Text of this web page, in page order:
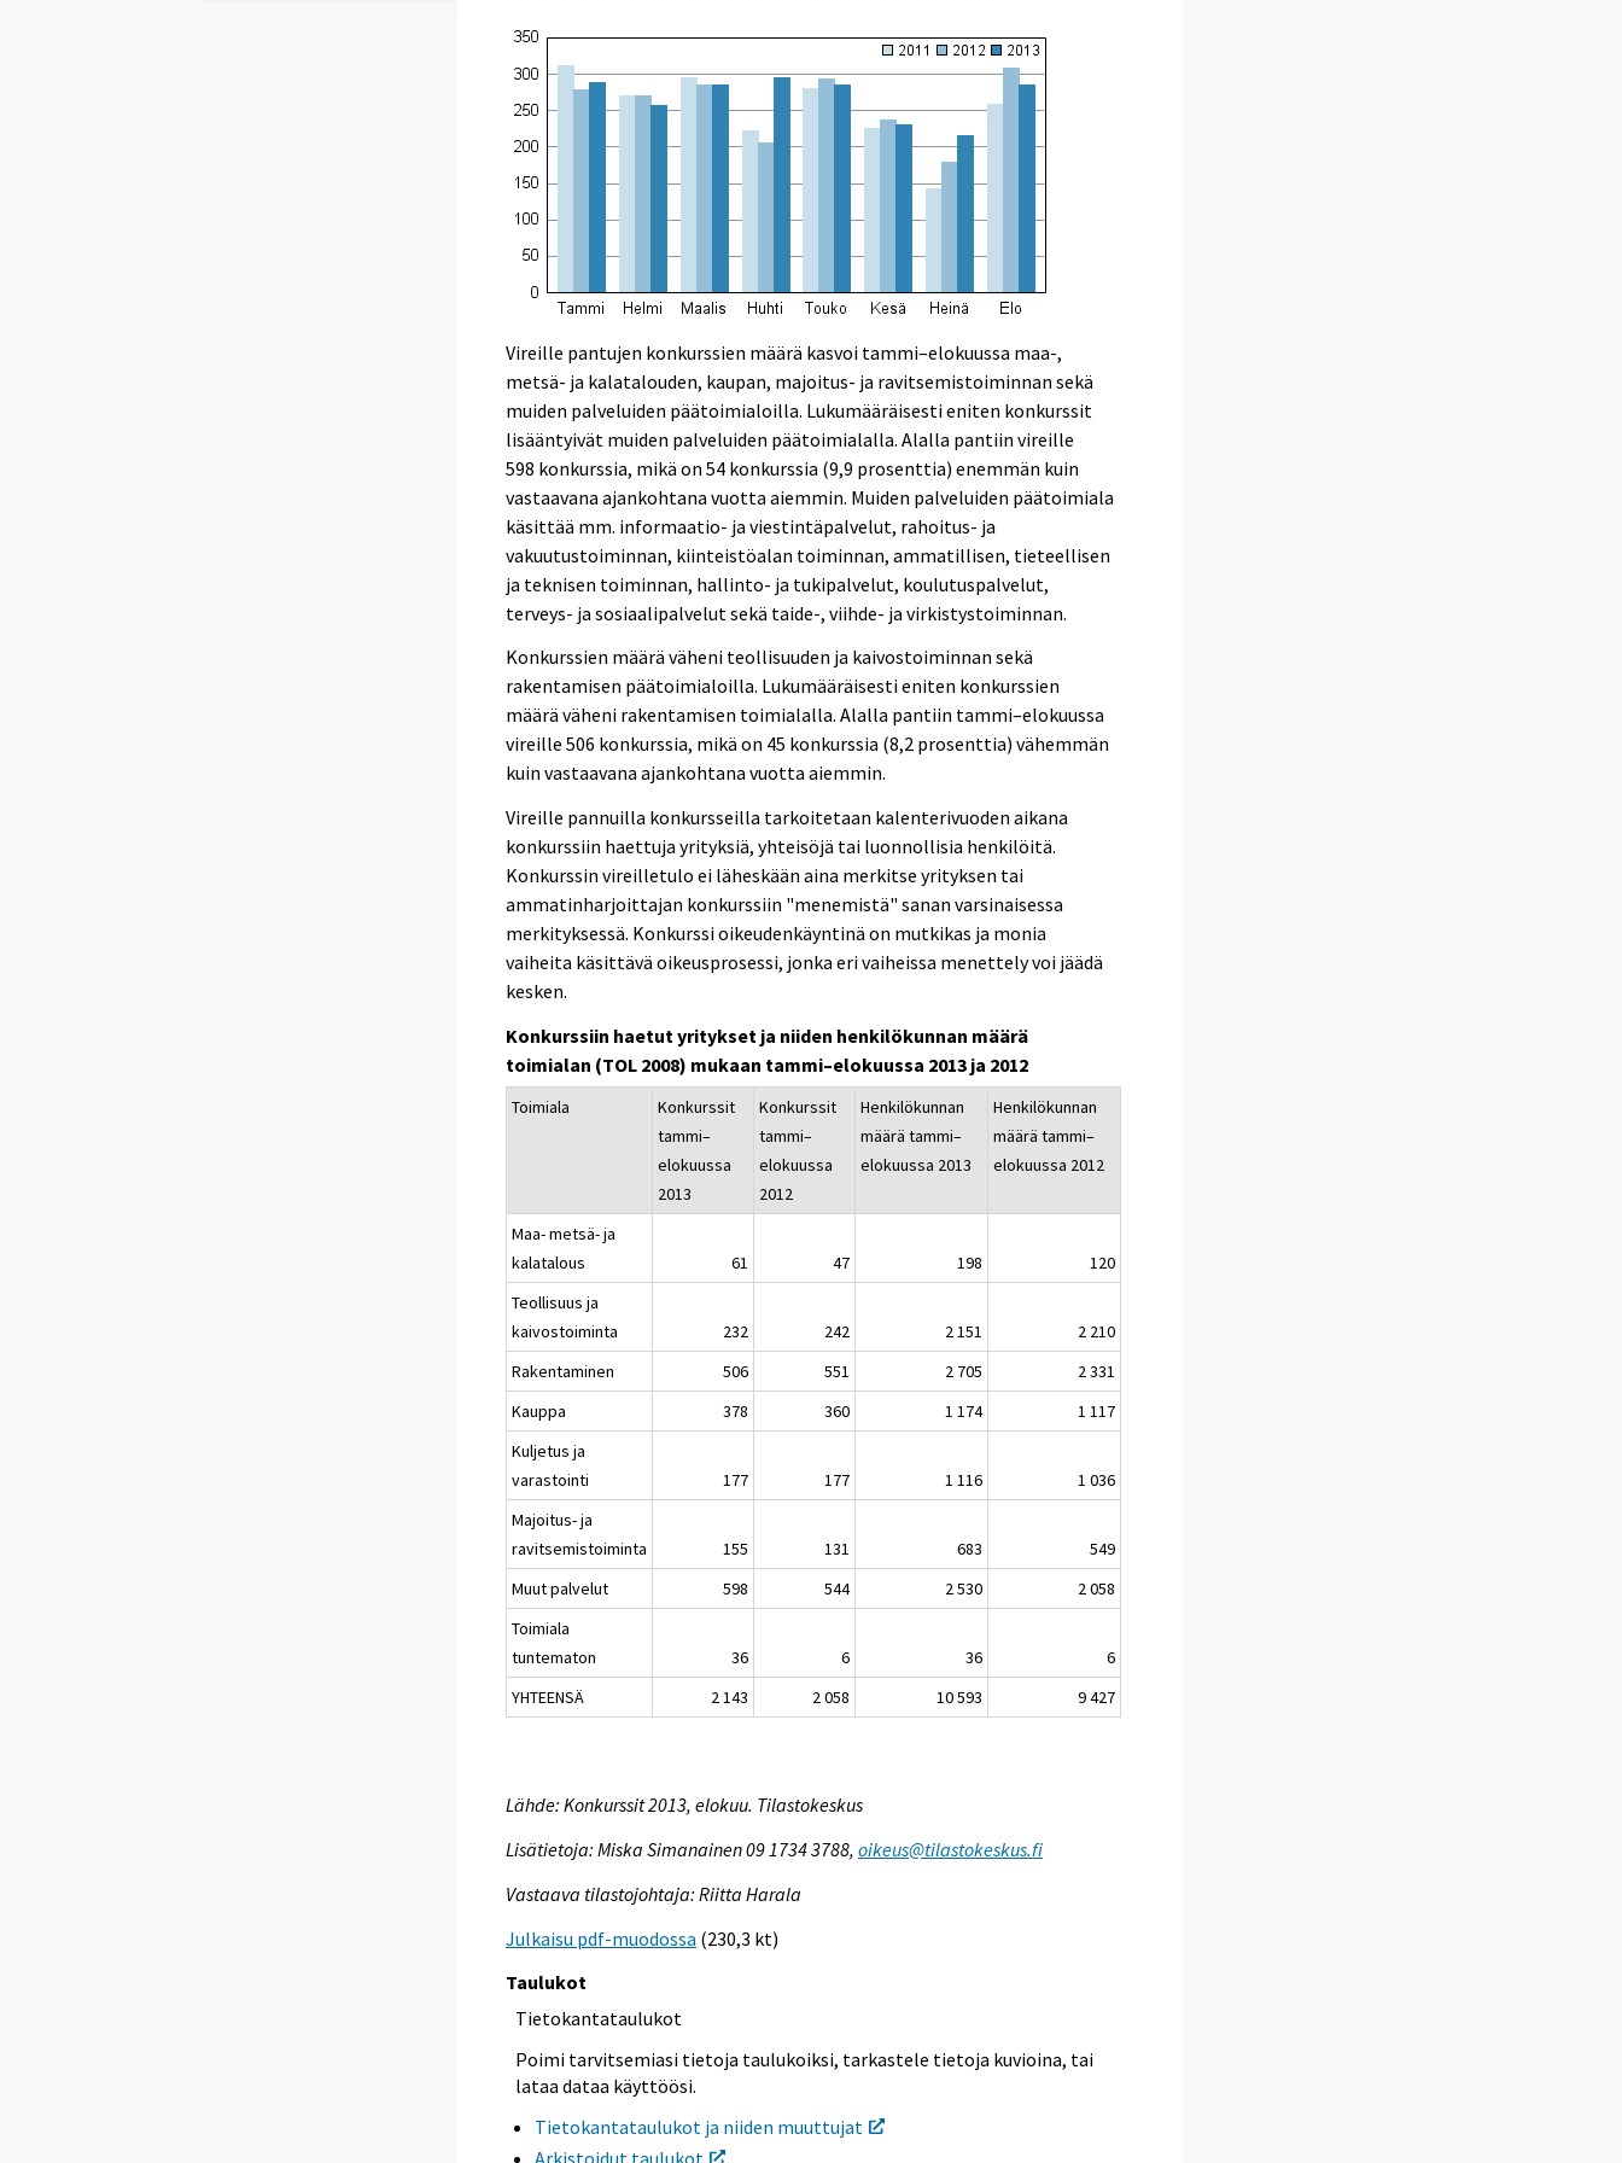
Vireille pantujen konkurssien määrä kasvoi tammi–elokuussa maa-,
metsä- ja kalatalouden, kaupan, majoitus- ja ravitsemistoiminnan sekä
muiden palveluiden päätoimialoilla. Lukumääräisesti eniten konkurssit
lisääntyivät muiden palveluiden päätoimialalla. Alalla pantiin vireille
598 konkurssia, mikä on 54 konkurssia (9,9 prosenttia) enemmän kuin
vastaavana ajankohtana vuotta aiemmin. Muiden palveluiden päätoimiala
käsittää mm. informaatio- ja viestintäpalvelut, rahoitus- ja
vakuutustoiminnan, kiinteistöalan toiminnan, ammatillisen, tieteellisen
ja teknisen toiminnan, hallinto- ja tukipalvelut, koulutuspalvelut,
terveys- ja sosiaalipalvelut sekä taide-, viihde- ja virkistystoiminnan.
Konkurssien määrä väheni teollisuuden ja kaivostoiminnan sekä
rakentamisen päätoimialoilla. Lukumääräisesti eniten konkurssien
määrä väheni rakentamisen toimialalla. Alalla pantiin tammi–elokuussa
vireille 506 konkurssia, mikä on 45 konkurssia (8,2 prosenttia) vähemmän
kuin vastaavana ajankohtana vuotta aiemmin.
Vireille pannuilla konkursseilla tarkoitetaan kalenterivuoden aikana
konkurssiin haettuja yrityksiä, yhteisöjä tai luonnollisia henkilöitä.
Konkurssin vireilletulo ei läheskään aina merkitse yrityksen tai
ammatinharjoittajan konkurssiin "menemistä" sanan varsinaisessa
merkityksessä. Konkurssi oikeudenkäyntinä on mutkikas ja monia
vaiheita käsittävä oikeusprosessi, jonka eri vaiheissa menettely voi jäädä
kesken.
Konkurssiin haetut yritykset ja niiden henkilökunnan määrä
toimialan (TOL 2008) mukaan tammi–elokuussa 2013 ja 2012
Toimiala
Konkurssit
tammi–
elokuussa
2013
Konkurssit
tammi–
elokuussa
2012
Henkilökunnan
määrä tammi–
elokuussa 2013
Henkilökunnan
määrä tammi–
elokuussa 2012
Maa- metsä- ja
kalatalous
61 47 198
120
Teollisuus ja
kaivostoiminta
232 242 2 151
2 210
Rakentaminen
506 551 2 705
2 331
Kauppa
378 360 1 174
1 117
Kuljetus ja
varastointi
177 177 1 116
1 036
Majoitus- ja
ravitsemistoiminta
155 131 683
549
Muut palvelut
598 544 2 530
2 058
Toimiala
tuntematon
36 6 36
6
YHTEENSÄ
2 143 2 058 10 593 9 427
Lähde: Konkurssit 2013, elokuu. Tilastokeskus
Lisätietoja: Miska Simanainen 09 1734 3788,oikeus@tilastokeskus.fi
Vastaava tilastojohtaja: Riitta Harala
Julkaisu pdf-muodossa (230,3 kt)
Taulukot
Tietokantataulukot
Poimi tarvitsemiasi tietoja taulukoiksi, tarkastele tietoja kuvioina, tai
lataa dataa käyttöösi.
Tietokantataulukot ja niiden muuttujat